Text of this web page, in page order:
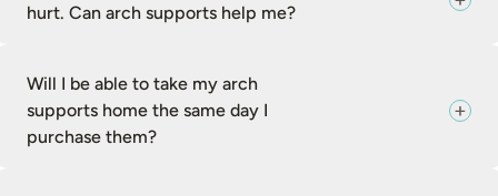
hurt. Can arch supports help me?
Will I be able to take my arch
supports home the same day I
purchase them?